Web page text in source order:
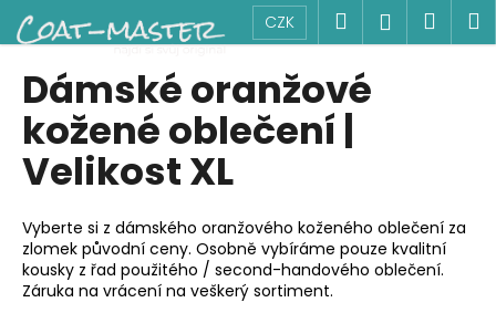
Přejít
na
obsah
CZK Hledat
Dámské oranžové
kožené oblečení |
Velikost XL
Vyberte si z dámského oranžového koženého oblečení za
zlomek původní ceny. Osobně vybíráme pouze kvalitní
kousky z řad použitého / second-handového oblečení.
Záruka na vrácení na veškerý sortiment.
o
C
o
p
t
ř
e